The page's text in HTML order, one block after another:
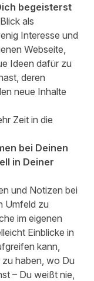
begeisterst
als
Interesse und
Webseite,
Ideen dafür zu
deren
neue Inhalte
Zeit in die
bei Deinen
in Deiner
und Notizen bei
Umfeld zu
im eigenen
Einblicke in
kann,
zu haben, wo Du
– Du weißt nie,